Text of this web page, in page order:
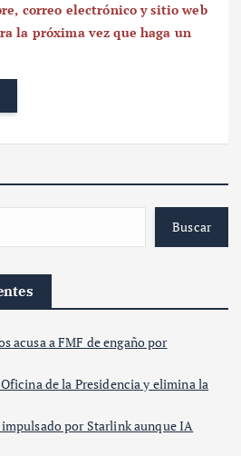
correo electrónico y sitio web
la próxima vez que haga un
Buscar
acusa a FMF de engaño por
de la Presidencia y elimina la
por Starlink aunque IA